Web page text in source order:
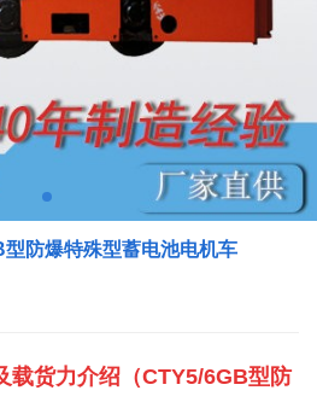
防爆特殊型蓄电池电机车
载货力介绍 （CTY5/6GB型 防